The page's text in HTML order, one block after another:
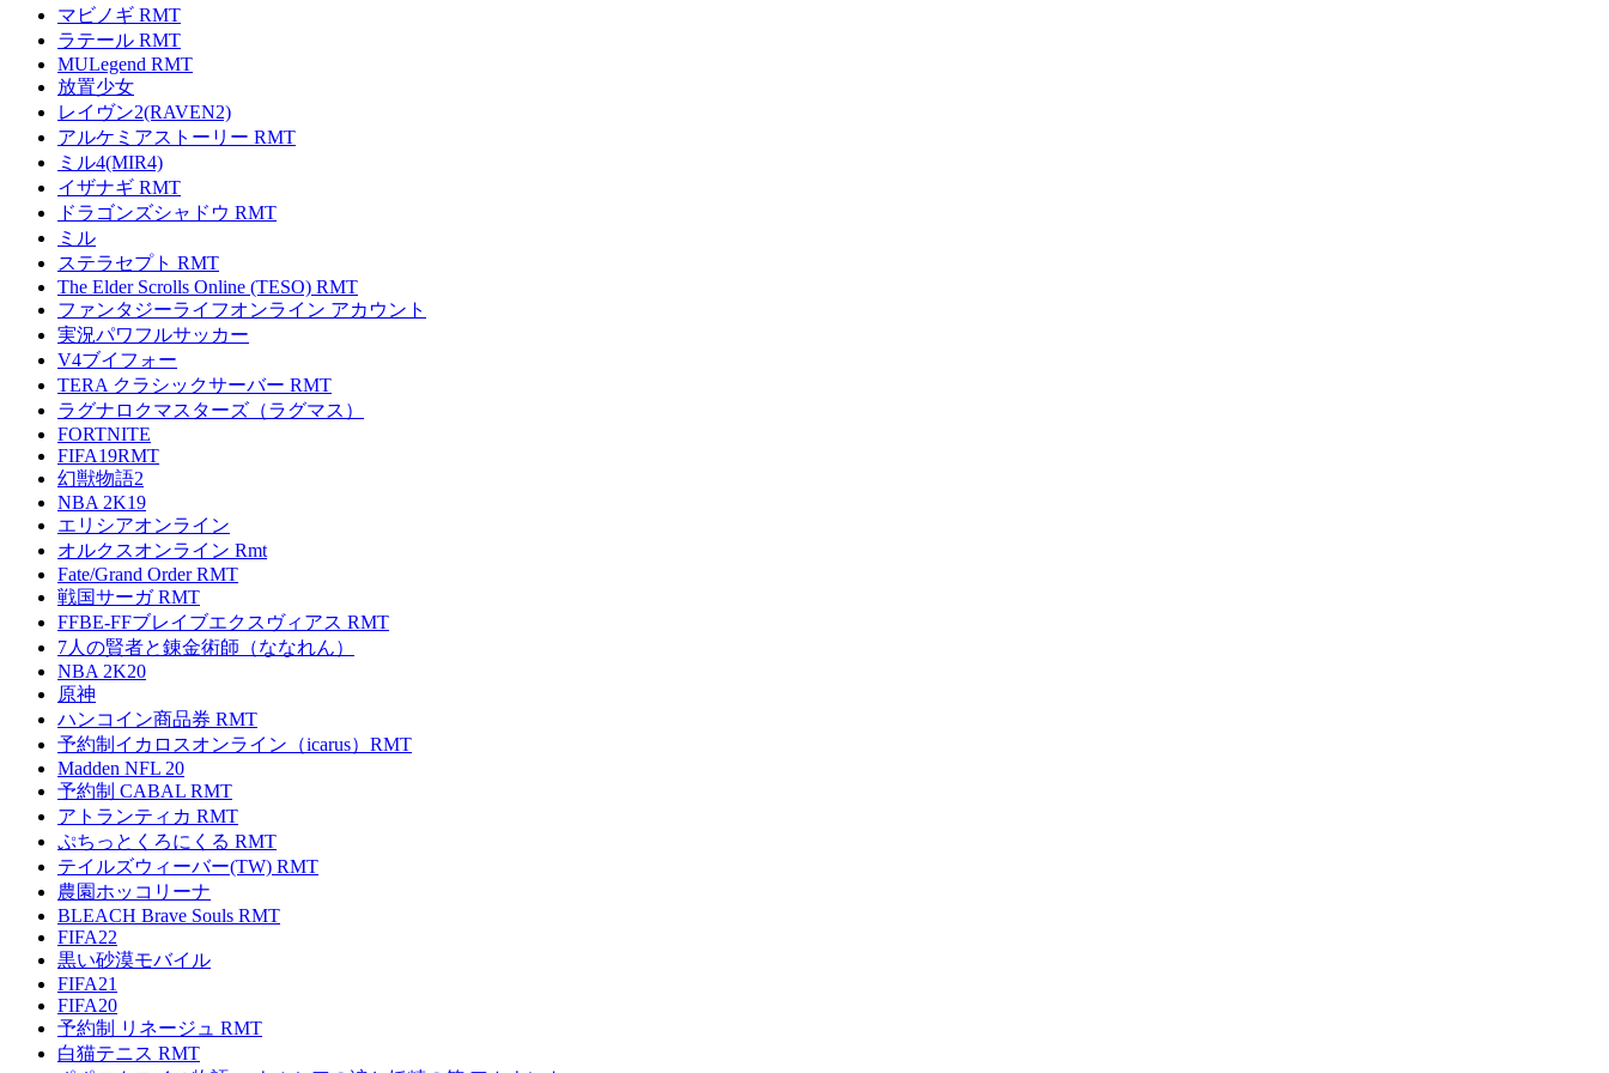
マビノギ RMT
ラテール RMT
MULegend RMT
放置少女
レイヴン2(RAVEN2)
アルケミアストーリー RMT
ミル4(MIR4)
イザナギ RMT
ドラゴンズシャドウ RMT
ミル
ステラセプト RMT
The Elder Scrolls Online (TESO) RMT
ファンタジーライフオンライン アカウント
実況パワフルサッカー
V4ブイフォー
TERA クラシックサーバー RMT
ラグナロクマスターズ（ラグマス）
FORTNITE
FIFA19RMT
幻獣物語2
NBA 2K19
エリシアオンライン
オルクスオンライン Rmt
Fate/Grand Order RMT
戦国サーガ RMT
FFBE-FFブレイブエクスヴィアス RMT
7人の賢者と錬金術師（ななれん）
NBA 2K20
原神
ハンコイン商品券 RMT
予約制イカロスオンライン（icarus）RMT
Madden NFL 20
予約制 CABAL RMT
アトランティカ RMT
ぷちっとくろにくる RMT
テイルズウィーバー(TW) RMT
農園ホッコリーナ
BLEACH Brave Souls RMT
FIFA22
黒い砂漠モバイル
FIFA21
FIFA20
予約制 リネージュ RMT
白猫テニス RMT